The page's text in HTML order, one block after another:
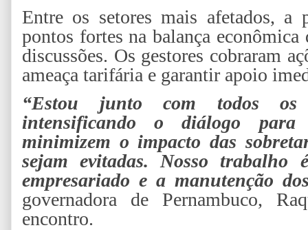
Entre os setores mais afetados,
pontos fortes na balança
discussões. Os gestores cobraram
ameaça tarifária e garantir apoio
“Estou junto com todos os
intensificando o diálogo para
minimizem o impacto das
sejam evitadas. Nosso
empresariado e a manutenção
governadora de Pernambuco,
encontro.